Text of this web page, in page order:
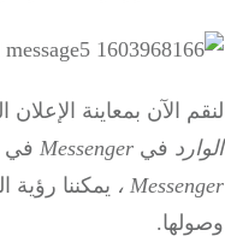
لنقم الآن بمعاينة الإعلان
الوارد في Messenger في
Messenger ،
يمكننا رؤية
وصولها.